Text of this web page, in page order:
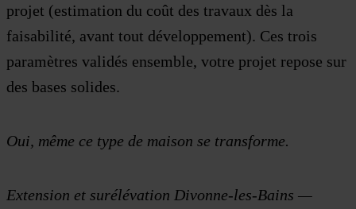
projet (estimation du coût des travaux dès la
faisabilité, avant tout développement). Ces trois
paramètres validés ensemble, votre projet repose sur
des bases solides.
Oui, même ce type de maison se transforme.
Extension et surélévation Divonne-les-Bains —